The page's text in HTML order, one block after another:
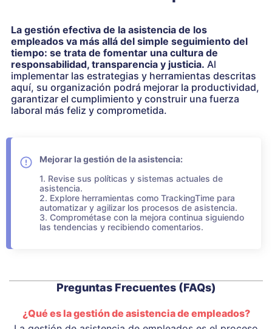
La gestión efectiva de la asistencia de los
empleados va más allá del simple seguimiento del
tiempo: se trata de fomentar una cultura de
responsabilidad, transparencia y justicia. Al
implementar las estrategias y herramientas descritas
aquí, su organización podrá mejorar la productividad,
garantizar el cumplimiento y construir una fuerza
laboral más feliz y comprometida.
Mejorar la gestión de la asistencia:
1. Revise sus políticas y sistemas actuales de
asistencia.
2. Explore herramientas como TrackingTime para
automatizar y agilizar los procesos de asistencia.
3. Comprométase con la mejora continua siguiendo
las tendencias y recibiendo comentarios.
Preguntas Frecuentes (FAQs)
¿Qué es la gestión de asistencia de empleados?